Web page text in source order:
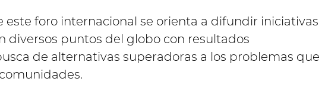
este foro internacional se orienta a difundir iniciativas
diversos puntos del globo con resultados
de alternativas superadoras a los problemas que